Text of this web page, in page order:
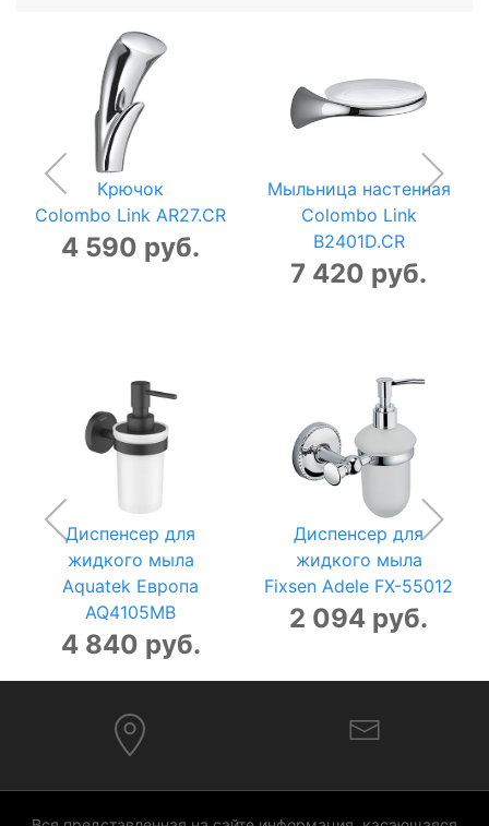
Крючок
Colombo Link AR27.CR
4 590 руб.
Мыльница настенная
Colombo Link
B2401D.CR
7 420 руб.
Диспенсер для
жидкого мыла
Aquatek Европа
AQ4105MB
4 840 руб.
Диспенсер для
жидкого мыла
Fixsen Adele FX-55012
2 094 руб.